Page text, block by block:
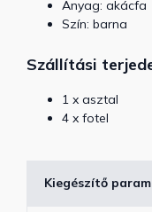
Anyag: akácfa
Szín: barna
Szállítási
1 x asztal
4 x fotel
Kiegészítő